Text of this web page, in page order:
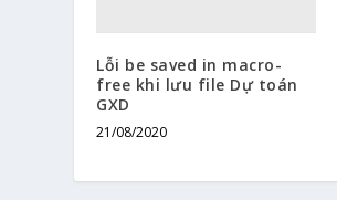
Lỗi be saved in macro-
free khi lưu file Dự toán
GXD
21/08/2020